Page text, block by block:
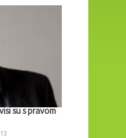
su s pravom